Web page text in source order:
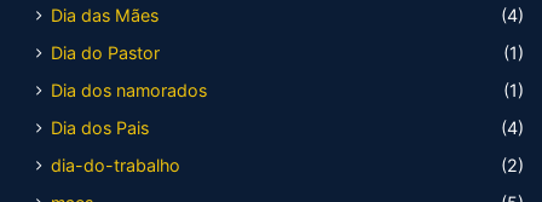
Dia das Mães
(4)
Dia do Pastor
(1)
Dia dos namorados
(1)
Dia dos Pais
(4)
dia-do-trabalho
(2)